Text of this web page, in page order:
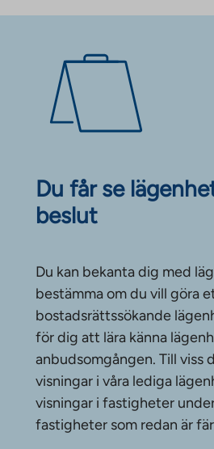
Du får se
beslut
Du kan bekanta dig med
bestämma om du vill göra
bostadsrättssökande
för dig att lära känna
anbudsomgången. Till viss
visningar i våra lediga
visningar i fastigheter
fastigheter som redan är